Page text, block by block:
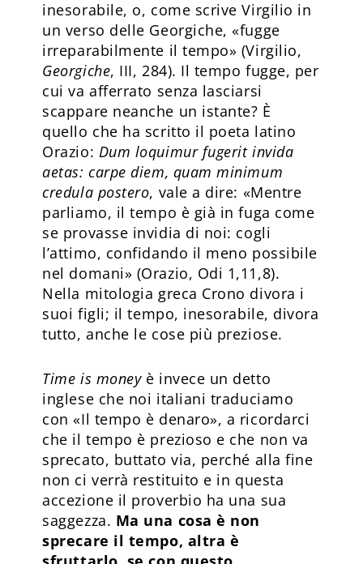
inesorabile, o, come scrive Virgilio in
un verso delle Georgiche, «fugge
irreparabilmente il tempo» (Virgilio,
Georgiche, III, 284). Il tempo fugge, per
cui va afferrato senza lasciarsi
scappare neanche un istante? È
quello che ha scritto il poeta latino
Orazio: Dum loquimur fugerit invida
aetas: carpe diem, quam minimum
credula postero, vale a dire: «Mentre
parliamo, il tempo è già in fuga come
se provasse invidia di noi: cogli
l’attimo, confidando il meno possibile
nel domani» (Orazio, Odi 1,11,8).
Nella mitologia greca Crono divora i
suoi figli; il tempo, inesorabile, divora
tutto, anche le cose più preziose.
Time is money è invece un detto
inglese che noi italiani traduciamo
con «Il tempo è denaro», a ricordarci
che il tempo è prezioso e che non va
sprecato, buttato via, perché alla fine
non ci verrà restituito e in questa
accezione il proverbio ha una sua
saggezza. Ma una cosa è non
sprecare il tempo, altra è